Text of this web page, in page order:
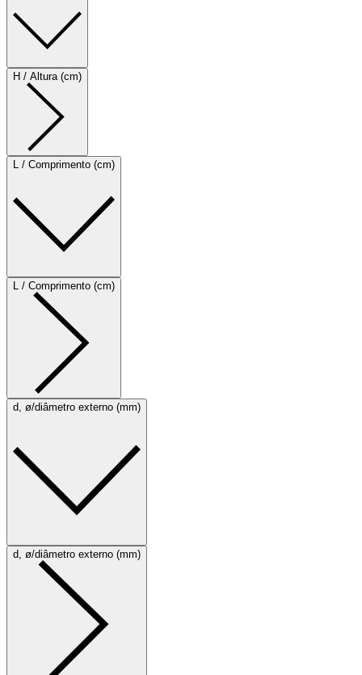
H / Altura (cm)
L / Comprimento (cm)
L / Comprimento (cm)
d, ø/diâmetro externo (mm)
d, ø/diâmetro externo (mm)